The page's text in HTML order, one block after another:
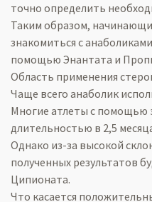
точно определить
Таким образом,
знакомиться с
помощью Энантата и
Область применения
Чаще всего анаболик
Многие атлеты с помощью
длительностью в 2,5
Однако из-за высокой
полученных результатов
Ципионата.
Что касается